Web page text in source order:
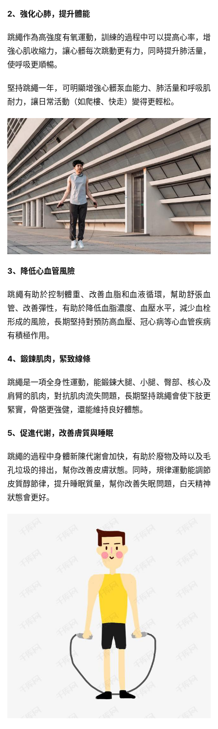
練
得
力
訓
練
增
肌
計
劃
瑜
伽
健
身
視
2、強化心肺，提升體能
跳繩作為高強度有氧運動，訓練的過程中可以提高心率，增
強心肌收縮力，讓心髒每次跳動更有力，同時提升肺活量，
使呼吸更順暢。
堅持跳繩一年，可明顯增強心髒泵血能力、肺活量和呼吸肌
耐力，讓日常活動（如爬樓、快走）變得更輕松。
3、降低心血管風險
跳繩有助於控制體重、改善血脂和血液循環，幫助舒張血
管、改善彈性，有助於降低血脂濃度、血壓水平，減少血栓
形成的風險，長期堅持對預防高血壓、冠心病等心血管疾病
有積極作用。
4、鍛鍊肌肉，緊致線條
跳繩是一項全身性運動，能鍛鍊大腿、小腿、臀部、核心及
肩臂的肌肉，對抗肌肉流失問題，長期堅持跳繩會使下肢更
緊實，骨骼更強健，還能維持良好體態。
5、促進代謝，改善膚質與睡眠
跳繩的過程中身體新陳代謝會加快，有助於廢物及時以及毛
孔垃圾的排出，幫你改善皮膚狀態。同時，規律運動能調節
皮質醇節律，提升睡眠質量，幫你改善失眠問題，白天精神
狀態會更好。